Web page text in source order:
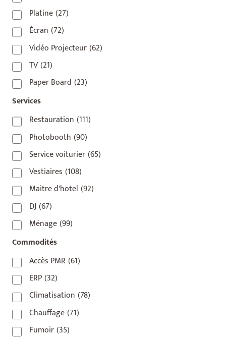
75009(5)
75010 (9)
75011 (17)
75012(8)
75013(2)
75014
75015 (3)
75016(14)
75017(2)
75018(7)
75019(4)
75020
92110(1)
92800(1)
93
(1)
93 420(1)
93100(1)
93200
93500 (1)
Platine(27)
Écran (72)
Vidéo Projecteur(62)
TV(21)
Paper Board (23)
Services
Restauration (111)
Photobooth (90)
Service voiturier(65)
Vestiaires (108)
Maitre d'hotel (92)
DJ(67)
Ménage(99)
Commodités
Accès PMR (61)
ERP(32)
Climatisation (78)
Chauffage(71)
Fumoir(35)